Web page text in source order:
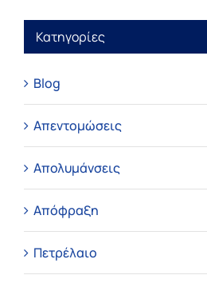
Κατηγορίες
Blog
Απεντομώσεις
Απολυμάνσεις
Απόφραξη
Πετρέλαιο